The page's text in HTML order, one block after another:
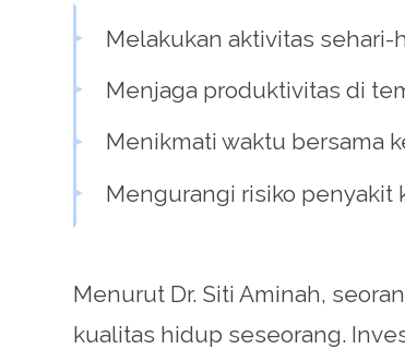
Melakukan aktivitas
Menjaga produktivitas di
Menikmati waktu bersama
Mengurangi risiko penyakit
Menurut Dr. Siti Aminah,
kualitas hidup seseorang.